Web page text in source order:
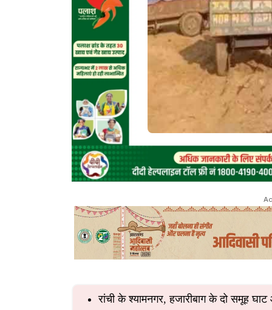
रांची के श्यामनगर, हजारीबाग के दो समूह